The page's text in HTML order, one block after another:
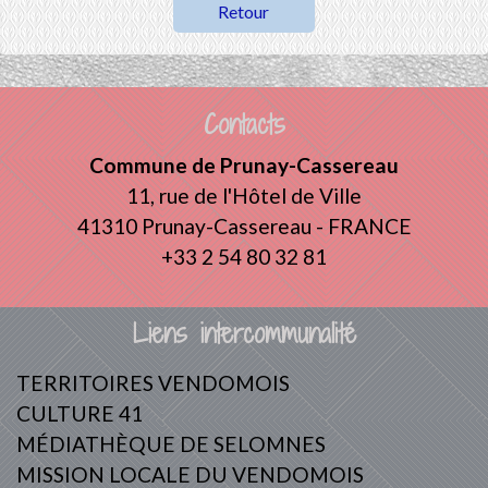
Retour
Contacts
Commune de Prunay-Cassereau
11, rue de l'Hôtel de Ville
41310 Prunay-Cassereau - FRANCE
+33 2 54 80 32 81
Liens intercommunalité
TERRITOIRES VENDOMOIS
CULTURE 41
MÉDIATHÈQUE DE SELOMNES
MISSION LOCALE DU VENDOMOIS